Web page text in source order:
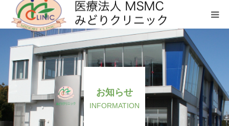
お知らせ
INFORMATION
クリニックについて
診療科目
お問い合わせ